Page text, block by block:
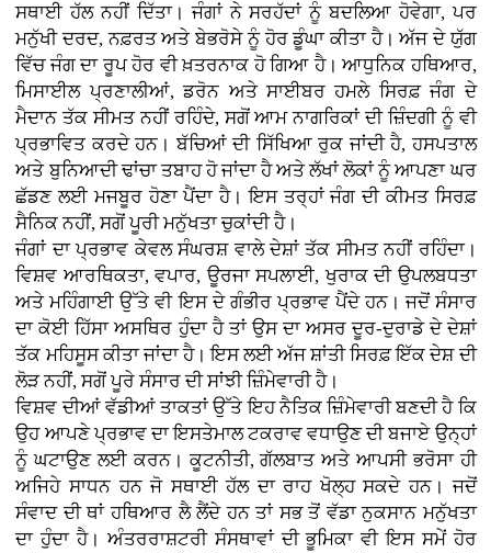
ਸਥਾਈ ਹੱਲ ਨਹੀਂ ਦਿੱਤਾ। ਜੰਗਾਂ ਨੇ ਸਰਹੱਦਾਂ ਨੂੰ ਬਦਲਿਆ ਹੋਵੇਗਾ, ਪਰ
ਮਨੁੱਖੀ ਦਰਦ, ਨਫ਼ਰਤ ਅਤੇ ਬੇਭਰੋਸੇ ਨੂੰ ਹੋਰ ਡੂੰਘਾ ਕੀਤਾ ਹੈ। ਅੱਜ ਦੇ ਯੁੱਗ
ਵਿੱਚ ਜੰਗ ਦਾ ਰੂਪ ਹੋਰ ਵੀ ਖ਼ਤਰਨਾਕ ਹੋ ਗਿਆ ਹੈ। ਆਧੁਨਿਕ ਹਥਿਆਰ,
ਮਿਸਾਈਲ ਪ੍ਰਣਾਲੀਆਂ, ਡਰੋਨ ਅਤੇ ਸਾਈਬਰ ਹਮਲੇ ਸਿਰਫ਼ ਜੰਗ ਦੇ
ਮੈਦਾਨ ਤੱਕ ਸੀਮਤ ਨਹੀਂ ਰਹਿੰਦੇ, ਸਗੋਂ ਆਮ ਨਾਗਰਿਕਾਂ ਦੀ ਜ਼ਿੰਦਗੀ ਨੂੰ ਵੀ
ਪ੍ਰਭਾਵਿਤ ਕਰਦੇ ਹਨ। ਬੱਚਿਆਂ ਦੀ ਸਿੱਖਿਆ ਰੁਕ ਜਾਂਦੀ ਹੈ, ਹਸਪਤਾਲ
ਅਤੇ ਬੁਨਿਆਦੀ ਢਾਂਚਾ ਤਬਾਹ ਹੋ ਜਾਂਦਾ ਹੈ ਅਤੇ ਲੱਖਾਂ ਲੋਕਾਂ ਨੂੰ ਆਪਣਾ ਘਰ
ਛੱਡਣ ਲਈ ਮਜਬੂਰ ਹੋਣਾ ਪੈਂਦਾ ਹੈ। ਇਸ ਤਰ੍ਹਾਂ ਜੰਗ ਦੀ ਕੀਮਤ ਸਿਰਫ਼
ਸੈਨਿਕ ਨਹੀਂ, ਸਗੋਂ ਪੂਰੀ ਮਨੁੱਖਤਾ ਚੁਕਾਂਦੀ ਹੈ।
ਜੰਗਾਂ ਦਾ ਪ੍ਰਭਾਵ ਕੇਵਲ ਸੰਘਰਸ਼ ਵਾਲੇ ਦੇਸ਼ਾਂ ਤੱਕ ਸੀਮਤ ਨਹੀਂ ਰਹਿੰਦਾ।
ਵਿਸ਼ਵ ਆਰਥਿਕਤਾ, ਵਪਾਰ, ਊਰਜਾ ਸਪਲਾਈ, ਖੁਰਾਕ ਦੀ ਉਪਲਬਧਤਾ
ਅਤੇ ਮਹਿੰਗਾਈ ਉੱਤੇ ਵੀ ਇਸ ਦੇ ਗੰਭੀਰ ਪ੍ਰਭਾਵ ਪੈਂਦੇ ਹਨ। ਜਦੋਂ ਸੰਸਾਰ
ਦਾ ਕੋਈ ਹਿੱਸਾ ਅਸਥਿਰ ਹੁੰਦਾ ਹੈ ਤਾਂ ਉਸ ਦਾ ਅਸਰ ਦੂਰ-ਦੁਰਾਡੇ ਦੇ ਦੇਸ਼ਾਂ
ਤੱਕ ਮਹਿਸੂਸ ਕੀਤਾ ਜਾਂਦਾ ਹੈ। ਇਸ ਲਈ ਅੱਜ ਸ਼ਾਂਤੀ ਸਿਰਫ਼ ਇੱਕ ਦੇਸ਼ ਦੀ
ਲੋੜ ਨਹੀਂ, ਸਗੋਂ ਪੂਰੇ ਸੰਸਾਰ ਦੀ ਸਾਂਝੀ ਜ਼ਿੰਮੇਵਾਰੀ ਹੈ।
ਵਿਸ਼ਵ ਦੀਆਂ ਵੱਡੀਆਂ ਤਾਕਤਾਂ ਉੱਤੇ ਇਹ ਨੈਤਿਕ ਜ਼ਿੰਮੇਵਾਰੀ ਬਣਦੀ ਹੈ ਕਿ
ਉਹ ਆਪਣੇ ਪ੍ਰਭਾਵ ਦਾ ਇਸਤੇਮਾਲ ਟਕਰਾਵ ਵਧਾਉਣ ਦੀ ਬਜਾਏ ਉਨ੍ਹਾਂ
ਨੂੰ ਘਟਾਉਣ ਲਈ ਕਰਨ। ਕੂਟਨੀਤੀ, ਗੱਲਬਾਤ ਅਤੇ ਆਪਸੀ ਭਰੋਸਾ ਹੀ
ਅਜਿਹੇ ਸਾਧਨ ਹਨ ਜੋ ਸਥਾਈ ਹੱਲ ਦਾ ਰਾਹ ਖੋਲ੍ਹ ਸਕਦੇ ਹਨ। ਜਦੋਂ
ਸੰਵਾਦ ਦੀ ਥਾਂ ਹਥਿਆਰ ਲੈ ਲੈਂਦੇ ਹਨ ਤਾਂ ਸਭ ਤੋਂ ਵੱਡਾ ਨੁਕਸਾਨ ਮਨੁੱਖਤਾ
ਦਾ ਹੁੰਦਾ ਹੈ। ਅੰਤਰਰਾਸ਼ਟਰੀ ਸੰਸਥਾਵਾਂ ਦੀ ਭੂਮਿਕਾ ਵੀ ਇਸ ਸਮੇਂ ਹੋਰ